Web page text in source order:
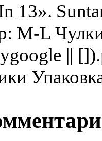
13».
M-L
||